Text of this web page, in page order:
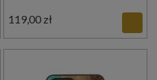
119,00 zł